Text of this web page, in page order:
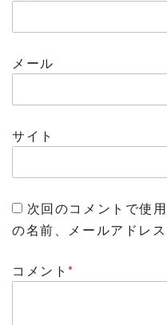
メール
サイト
次回のコメントで使
の名前、メールアドレ
コメント*